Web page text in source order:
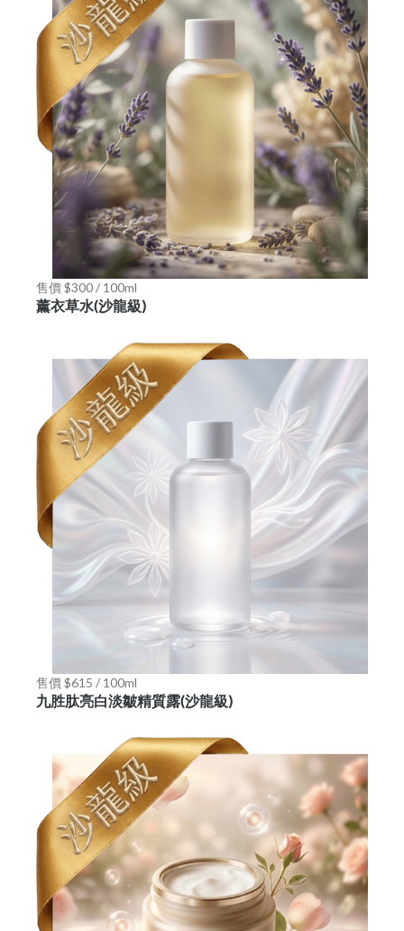
售價 $300 / 100ml
薰衣草水(沙龍級)
售價 $615 / 100ml
九胜肽亮白淡皺精質露(沙龍級)